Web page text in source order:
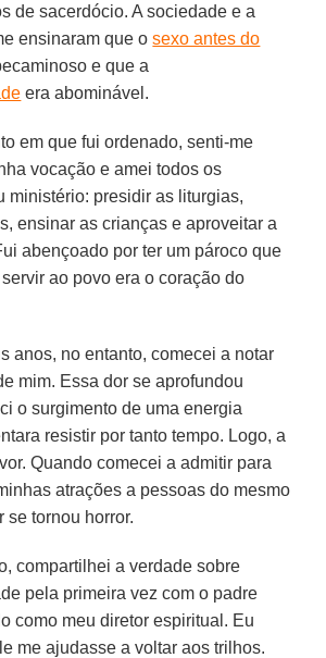
de sacerdócio. A sociedade e a
ensinaram que osexo antes do
e que a
era abominável.
em que fui ordenado, senti-me
vocação e amei todos os
ministério: presidir as liturgias,
ensinar as crianças e aproveitar a
abençoado por ter um pároco que
ao povo era o coração do
anos, no entanto, comecei a notar
mim. Essa dor se aprofundou
o surgimento de uma energia
resistir por tanto tempo. Logo, a
Quando comecei a admitir para
atrações a pessoas do mesmo
se tornou horror.
compartilhei a verdade sobre
pela primeira vez com o padre
como meu diretor espiritual. Eu
me ajudasse a voltar aos trilhos.